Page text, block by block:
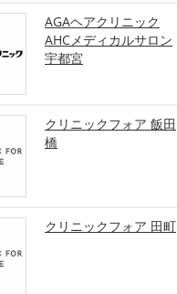
AGAヘアクリニック
AHCメディカルサロン
宇都宮
クリニックフォア 飯田
橋
クリニックフォア 田町